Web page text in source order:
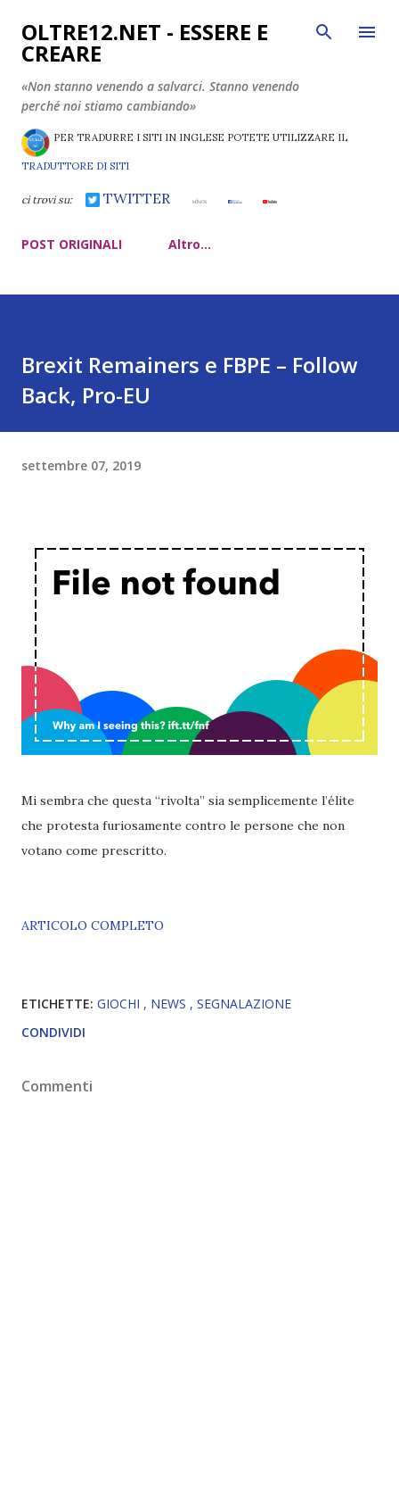
Passa ai contenuti principali
OLTRE12.NET - ESSERE E
CREARE
«Non stanno venendo a salvarci. Stanno venendo
perché noi stiamo cambiando»
PER TRADURRE I SITI IN INGLESE POTETE UTILIZZARE IL
TRADUTTORE DI SITI
ci trovi su: TWITTER
POST ORIGINALI Altro…
Brexit Remainers e FBPE – Follow
Back, Pro-EU
settembre 07, 2019
Mi sembra che questa “rivolta” sia semplicemente l’élite
che protesta furiosamente contro le persone che non
votano come prescritto.
ARTICOLO COMPLETO
ETICHETTE: GIOCHI NEWS
SEGNALAZIONE
CONDIVIDI
Commenti